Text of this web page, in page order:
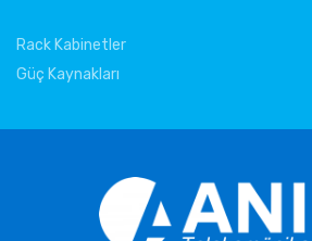
Rack Kabinetler
Güç Kaynakları